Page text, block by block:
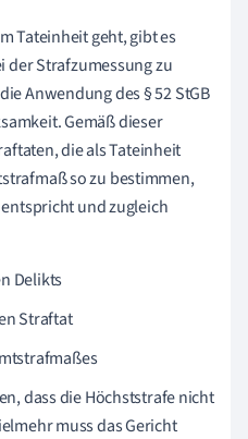
Tateinheit geht, gibt es
der Strafzumessung zu
Anwendung des § 52 StGB
Gemäß dieser
die als Tateinheit
so zu bestimmen,
und zugleich
Delikts
Straftat
dass die Höchststrafe nicht
muss das Gericht